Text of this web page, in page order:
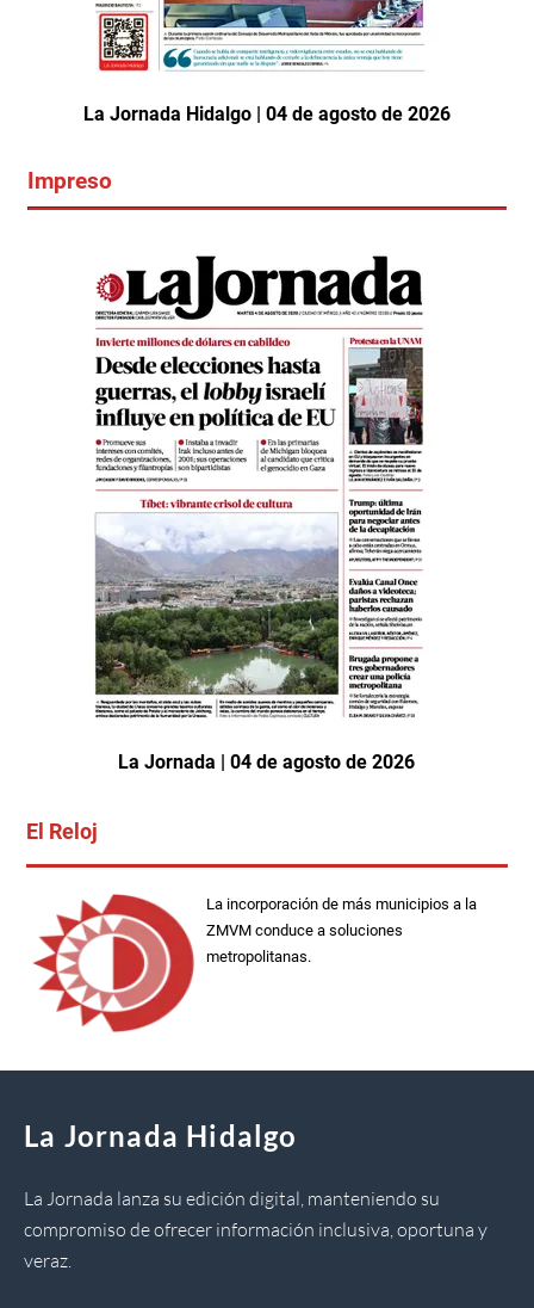
La Jornada Hidalgo | 04 de agosto de 2026
Impreso
La Jornada | 04 de agosto de 2026
El Reloj
La incorporación de más municipios a la
ZMVM conduce a soluciones
metropolitanas.
La Jornada Hidalgo
La Jornada lanza su edición digital, manteniendo su
compromiso de ofrecer información inclusiva, oportuna y
veraz.